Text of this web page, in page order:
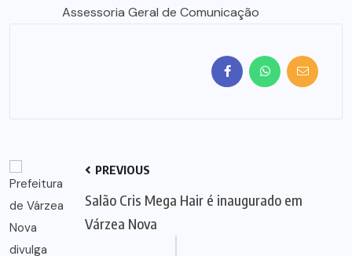
Assessoria Geral de Comunicação
PREVIOUS
Salão Cris Mega Hair é inaugurado em
Várzea Nova